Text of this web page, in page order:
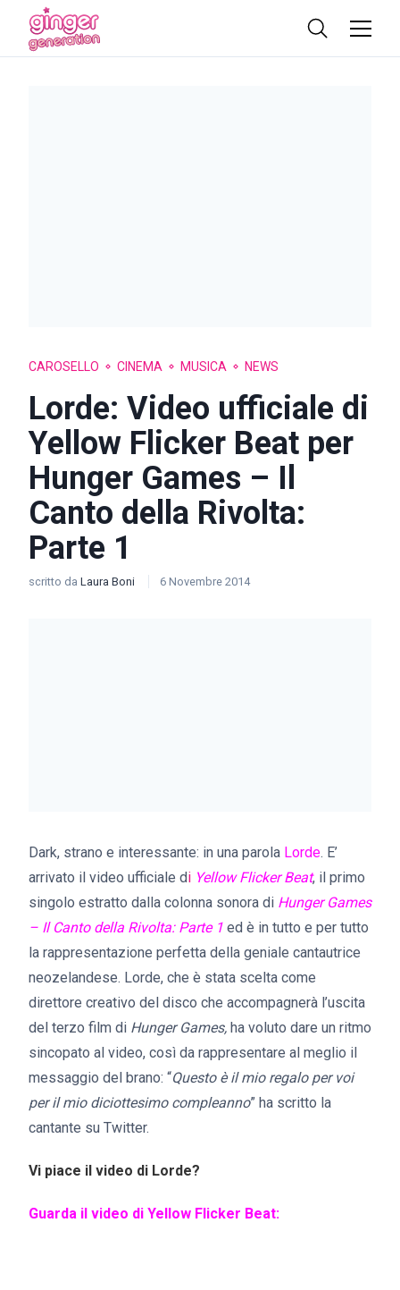
CAROSELLO CINEMA MUSICA NEWS
Lorde: Video ufficiale di
Yellow Flicker Beat per
Hunger Games – Il
Canto della Rivolta:
Parte 1
scritto da Laura Boni 6 Novembre 2014
Dark, strano e interessante: in una parola Lorde. E’
arrivato il video ufficiale di Yellow Flicker Beat, il primo
singolo estratto dalla colonna sonora di Hunger Games
– Il Canto della Rivolta: Parte 1 ed è in tutto e per tutto
la rappresentazione perfetta della geniale cantautrice
neozelandese. Lorde, che è stata scelta come
direttore creativo del disco che accompagnerà l’uscita
del terzo film di Hunger Games, ha voluto dare un ritmo
sincopato al video, così da rappresentare al meglio il
messaggio del brano: “Questo è il mio regalo per voi
per il mio diciottesimo compleanno” ha scritto la
cantante su Twitter.
Vi piace il video di Lorde?
Guarda il video di Yellow Flicker Beat: